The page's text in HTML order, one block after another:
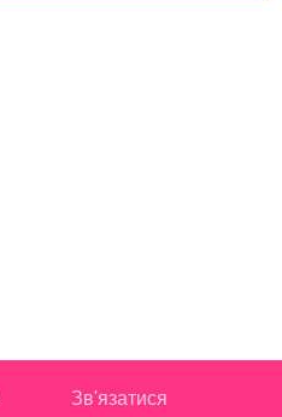
Зв'язатися